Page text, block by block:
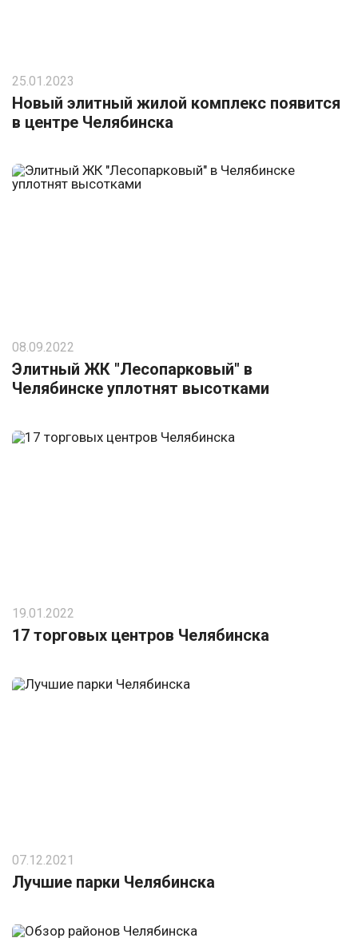
25.01.2023
Новый элитный жилой комплекс появится
в центре Челябинска
08.09.2022
Элитный ЖК "Лесопарковый" в
Челябинске уплотнят высотками
19.01.2022
17 торговых центров Челябинска
07.12.2021
Лучшие парки Челябинска